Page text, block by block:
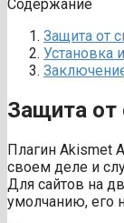
Содержание
Защита от
Установка
Защита от
Плагин Akismet
своем деле и
Для сайтов на
умолчанию, его